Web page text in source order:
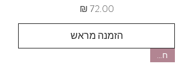
מחיר
הזמנה מראש
חדש